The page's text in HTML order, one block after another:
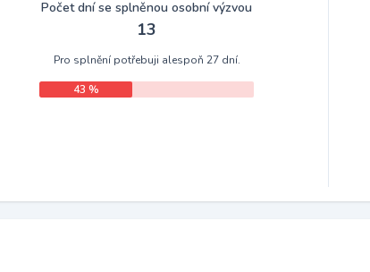
Počet dní se splněnou osobní výzvou
13
Pro splnění potřebuji alespoň 27 dní.
43 %